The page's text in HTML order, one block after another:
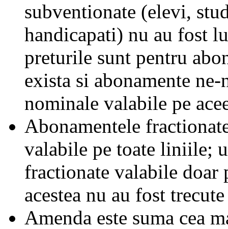
subventionate (elevi,
handicapati) nu au fost
preturile sunt pentru
exista si abonamente
nominale valabile pe
Abonamentele
valabile pe toate liniile;
fractionate valabile doar
acestea nu au fost
Amenda este suma cea